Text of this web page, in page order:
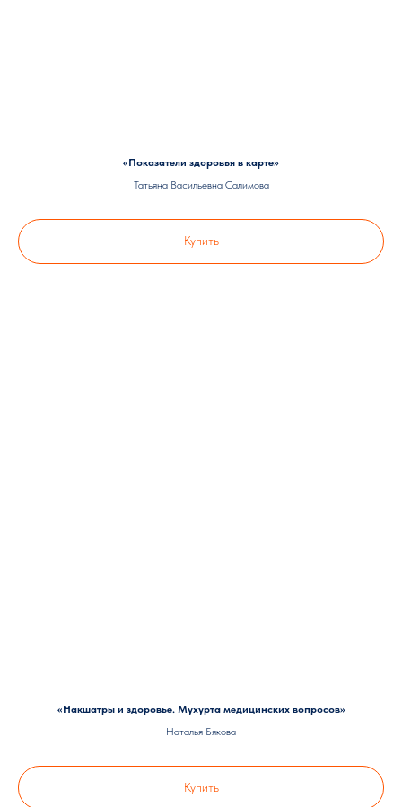
«Показатели здоровья в карте»
Татьяна Васильевна Салимова
Купить
«Накшатры и здоровье. Мухурта медицинских вопросов»
Наталья Бякова
Купить